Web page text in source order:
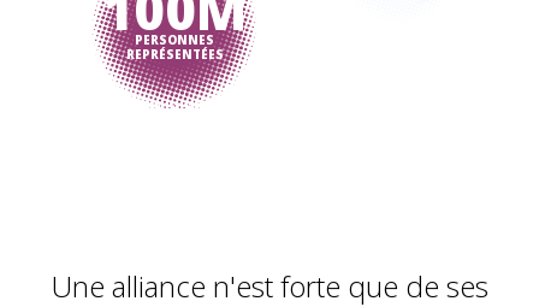
Une alliance n'est forte que de ses
REPRÉSENTÉES